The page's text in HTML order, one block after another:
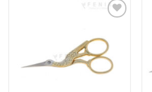
preferiti